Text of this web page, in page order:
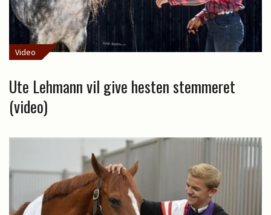
Video
Ute Lehmann vil give hesten stemmeret
(video)